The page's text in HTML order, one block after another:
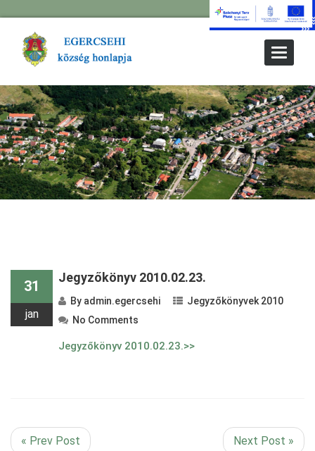
Toggle
31
jan
Jegyzőkönyv 2010.02.23.
By admin.egercsehi
Jegyzőkönyvek 2010
No Comments
Jegyzőkönyv 2010.02.23.>>
« Prev Post Next Post »